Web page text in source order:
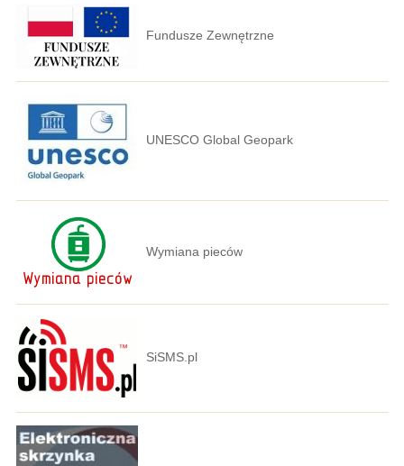
Fundusze Zewnętrzne
UNESCO Global Geopark
Wymiana pieców
SiSMS.pl